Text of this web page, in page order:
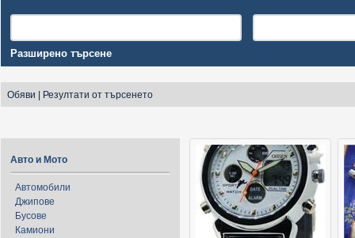
Разширено търсене
Обяви Резултати от търсенето
Авто и Мото
Автомобили
Джипове
Бусове
Камиони